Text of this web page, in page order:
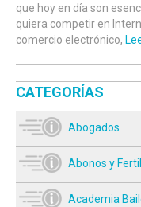
que hoy en día son
quiera competir en
comercio electrónico,
CATEGORÍAS
Abogados
Abonos y
Academia